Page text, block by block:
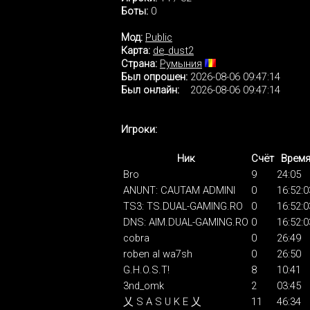
Боты: 0
Мод: Public
Карта: de_dust2
Страна: Румыния
Был опрошен: 2026-08-06 09:47:14
Был онлайн: 2026-08-06 09:47:14
Игроки:
Ник Счёт
Время
Bro
9
24:05
ANUNT: CAUTAM ADMINI
0
TS3: TS.DUAL-GAMING.RO
0
DNS: AIM.DUAL-GAMING.RO 0
cobra
0
26:49
roben al wa7sh
0
26:50
G.H.O.S.T!
8
10:41
3nd_omk
2
03:45
乂 S A S U K E 乂
11 46:34